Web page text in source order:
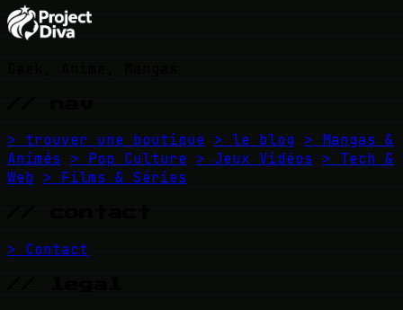
> trouver une boutique > le blog > Mangas &
Animés
> Pop Culture > Jeux Vidéos
> Tech &
Web > Films & Séries
> Contact